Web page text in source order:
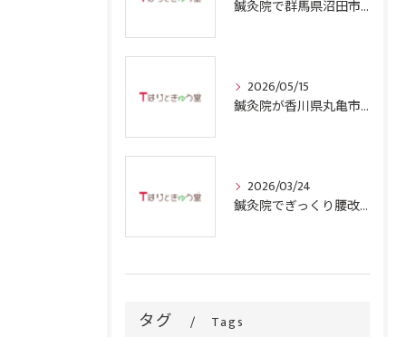
鍼灸院で群馬県沼田市の四十肩を根本から改善するための施術と通院回数のリアルガイド
2026/05/15
鍼灸院が香川県丸亀市で四十肩に効果的な理由と選ぶ際のポイント
2026/03/24
鍼灸院でぎっくり腰改善を目指す群馬県沼田市の信頼できる選択肢とは
タグ Tags